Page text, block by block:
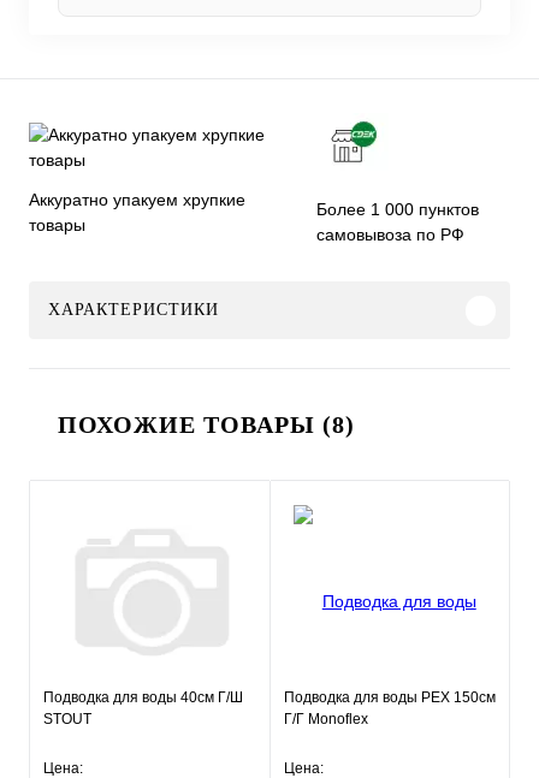
Аккуратно упакуем хрупкие
товары
Более 1 000 пунктов
самовывоза по РФ
ХАРАКТЕРИСТИКИ
ПОХОЖИЕ ТОВАРЫ (8)
Подводка для воды 40см Г/Ш
STOUT
Цена:
Подводка для воды РЕХ 150см
Г/Г Monoflex
Цена: